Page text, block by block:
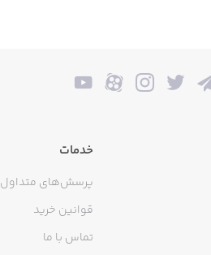
خدمات
پرسش‌های متداول
قوانین خرید
تماس با ما